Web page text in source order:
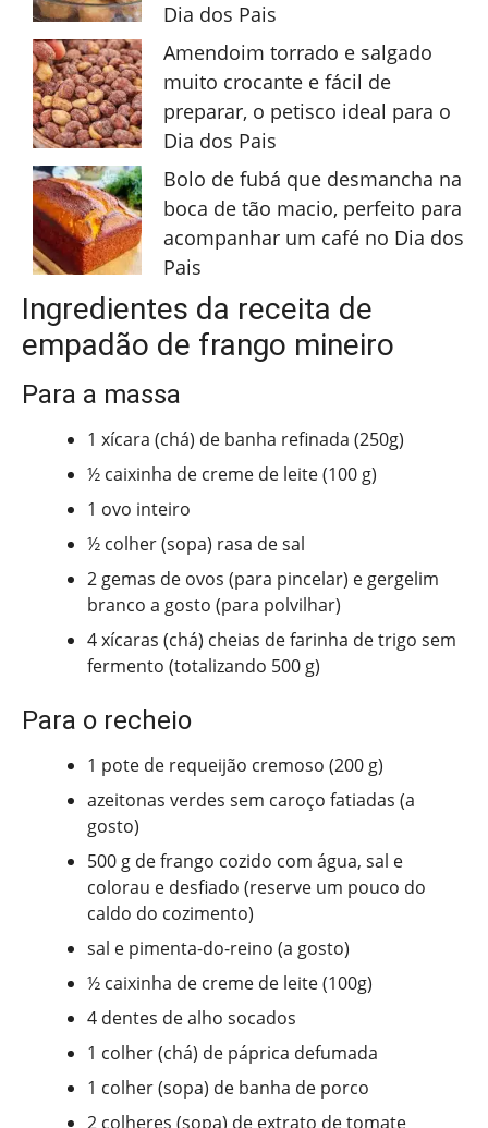
Dia dos Pais
Amendoim torrado e salgado
muito crocante e fácil de
preparar, o petisco ideal para o
Dia dos Pais
Bolo de fubá que desmancha na
boca de tão macio, perfeito para
acompanhar um café no Dia dos
Pais
Ingredientes da receita de
empadão de frango mineiro
Para a massa
1 xícara (chá) de banha refinada (250g)
½ caixinha de creme de leite (100 g)
1 ovo inteiro
½ colher (sopa) rasa de sal
2 gemas de ovos (para pincelar) e gergelim
branco a gosto (para polvilhar)
4 xícaras (chá) cheias de farinha de trigo sem
fermento (totalizando 500 g)
Para o recheio
1 pote de requeijão cremoso (200 g)
azeitonas verdes sem caroço fatiadas (a
gosto)
500 g de frango cozido com água, sal e
colorau e desfiado (reserve um pouco do
caldo do cozimento)
sal e pimenta-do-reino (a gosto)
½ caixinha de creme de leite (100g)
4 dentes de alho socados
1 colher (chá) de páprica defumada
1 colher (sopa) de banha de porco
2 colheres (sopa) de extrato de tomate